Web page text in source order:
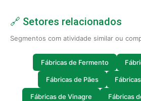
🔗 Setores relacionados
Segmentos com atividade similar ou
Fábricas de Fermento
Fábricas de Pães
Fábricas de Vinagre Fábricas